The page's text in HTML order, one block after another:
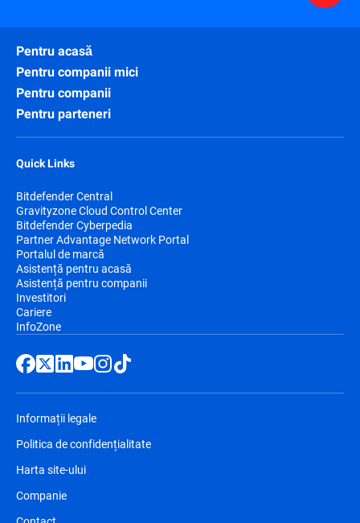
Pentru acasă
Pentru companii mici
Pentru companii
Pentru parteneri
Quick Links
Bitdefender Central
Gravityzone Cloud Control Center
Bitdefender Cyberpedia
Partner Advantage Network Portal
Portalul de marcă
Asistență pentru acasă
Asistență pentru companii
Investitori
Cariere
InfoZone
Informații legale
Politica de confidențialitate
Harta site-ului
Companie